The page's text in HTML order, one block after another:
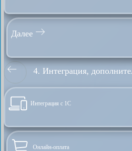
Далее
4. Интеграция,
Интеграция с 1С
Онлайн-оплата